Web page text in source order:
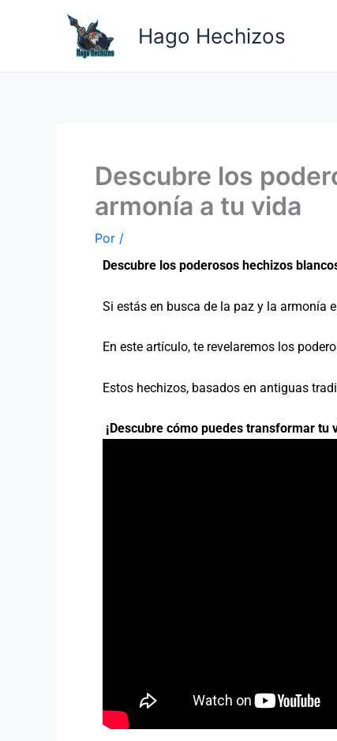
Hago Hechizos
Descubre los
armonía a tu vida
Por /
Descubre los poderosos hechizos
Si estás en busca de la paz y la armonía
En este artículo, te revelaremos los
Estos hechizos, basados en antiguas
¡Descubre cómo puedes transformar